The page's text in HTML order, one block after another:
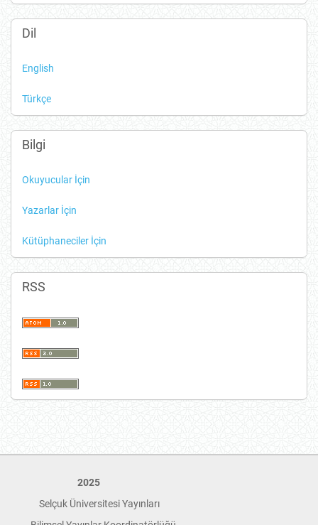
Dil
English
Türkçe
Bilgi
Okuyucular İçin
Yazarlar İçin
Kütüphaneciler İçin
RSS
2025
Selçuk Üniversitesi Yayınları